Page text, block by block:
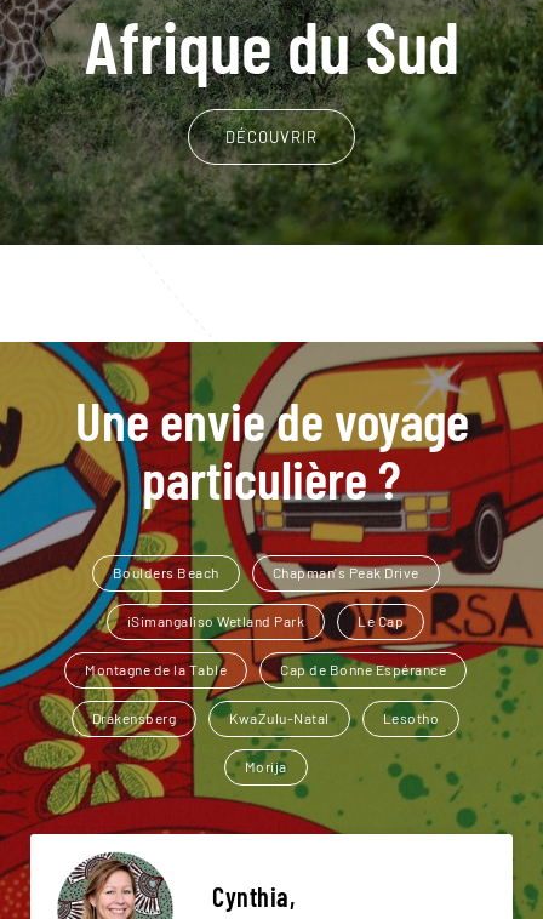
Afrique du Sud
DÉCOUVRIR
Une envie de voyage
particulière ?
Boulders Beach Chapman's Peak Drive
iSimangaliso Wetland Park Le Cap
Montagne de la Table Cap de Bonne Espérance
Drakensberg KwaZulu-Natal Lesotho
Morija
Cynthia,